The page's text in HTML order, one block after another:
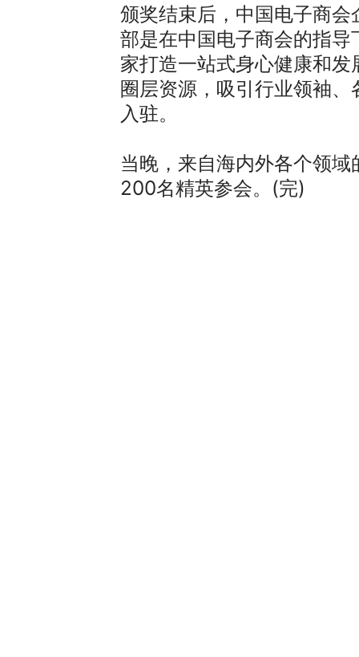
颁奖结束后，中国电子商
部是在中国电子商会的指
家打造一站式身心健康和
圈层资源，吸引行业领袖
入驻。
当晚，来自海内外各个领
200名精英参会。(完)